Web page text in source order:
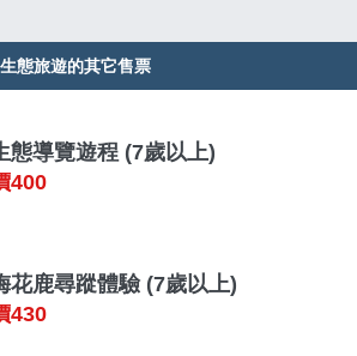
態旅遊的其它售票
態導覽遊程 (7歲以上)
400
花鹿尋蹤體驗 (7歲以上)
430